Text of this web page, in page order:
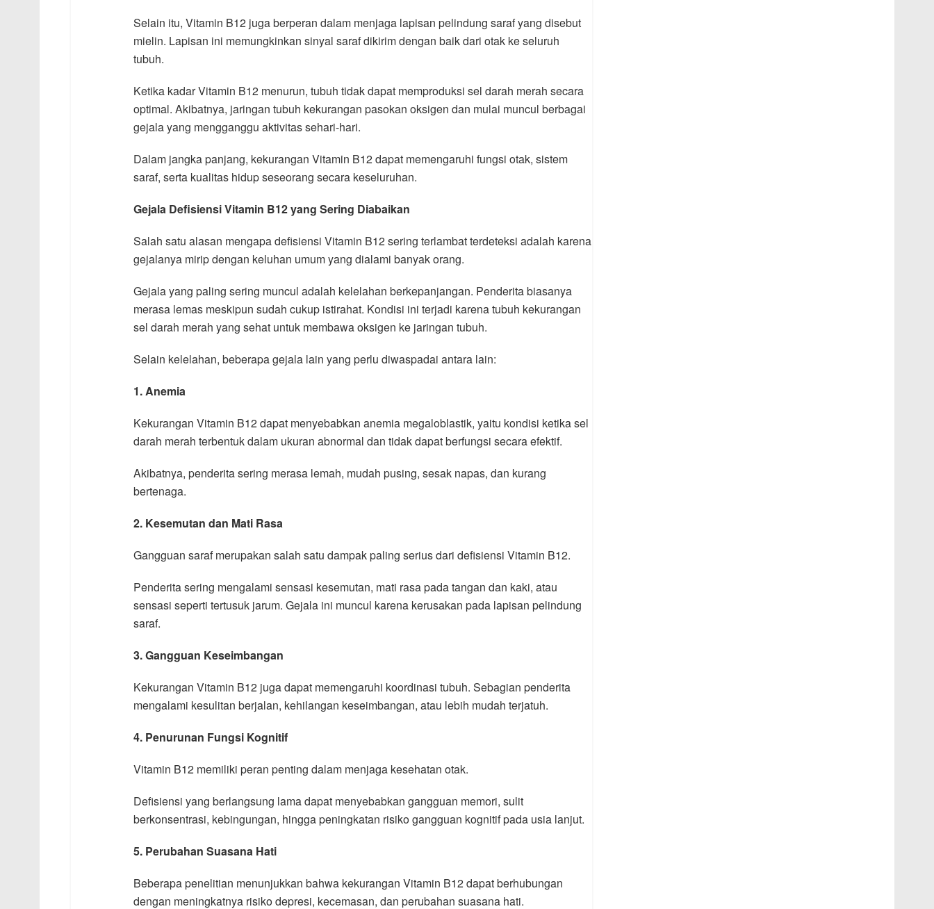
Selain itu, Vitamin B12 juga berperan dalam menjaga lapisan pelindung saraf yang disebut
mielin. Lapisan ini memungkinkan sinyal saraf dikirim dengan baik dari otak ke seluruh
tubuh.
Ketika kadar Vitamin B12 menurun, tubuh tidak dapat memproduksi sel darah merah secara
optimal. Akibatnya, jaringan tubuh kekurangan pasokan oksigen dan mulai muncul berbagai
gejala yang mengganggu aktivitas sehari-hari.
Dalam jangka panjang, kekurangan Vitamin B12 dapat memengaruhi fungsi otak, sistem
saraf, serta kualitas hidup seseorang secara keseluruhan.
Gejala Defisiensi Vitamin B12 yang Sering Diabaikan
Salah satu alasan mengapa defisiensi Vitamin B12 sering terlambat terdeteksi adalah karena
gejalanya mirip dengan keluhan umum yang dialami banyak orang.
Gejala yang paling sering muncul adalah kelelahan berkepanjangan. Penderita biasanya
merasa lemas meskipun sudah cukup istirahat. Kondisi ini terjadi karena tubuh kekurangan
sel darah merah yang sehat untuk membawa oksigen ke jaringan tubuh.
Selain kelelahan, beberapa gejala lain yang perlu diwaspadai antara lain:
1. Anemia
Kekurangan Vitamin B12 dapat menyebabkan anemia megaloblastik, yaitu kondisi ketika sel
darah merah terbentuk dalam ukuran abnormal dan tidak dapat berfungsi secara efektif.
Akibatnya, penderita sering merasa lemah, mudah pusing, sesak napas, dan kurang
bertenaga.
2. Kesemutan dan Mati Rasa
Gangguan saraf merupakan salah satu dampak paling serius dari defisiensi Vitamin B12.
Penderita sering mengalami sensasi kesemutan, mati rasa pada tangan dan kaki, atau
sensasi seperti tertusuk jarum. Gejala ini muncul karena kerusakan pada lapisan pelindung
saraf.
3. Gangguan Keseimbangan
Kekurangan Vitamin B12 juga dapat memengaruhi koordinasi tubuh. Sebagian penderita
mengalami kesulitan berjalan, kehilangan keseimbangan, atau lebih mudah terjatuh.
4. Penurunan Fungsi Kognitif
Vitamin B12 memiliki peran penting dalam menjaga kesehatan otak.
Defisiensi yang berlangsung lama dapat menyebabkan gangguan memori, sulit
berkonsentrasi, kebingungan, hingga peningkatan risiko gangguan kognitif pada usia lanjut.
5. Perubahan Suasana Hati
Beberapa penelitian menunjukkan bahwa kekurangan Vitamin B12 dapat berhubungan
dengan meningkatnya risiko depresi, kecemasan, dan perubahan suasana hati.